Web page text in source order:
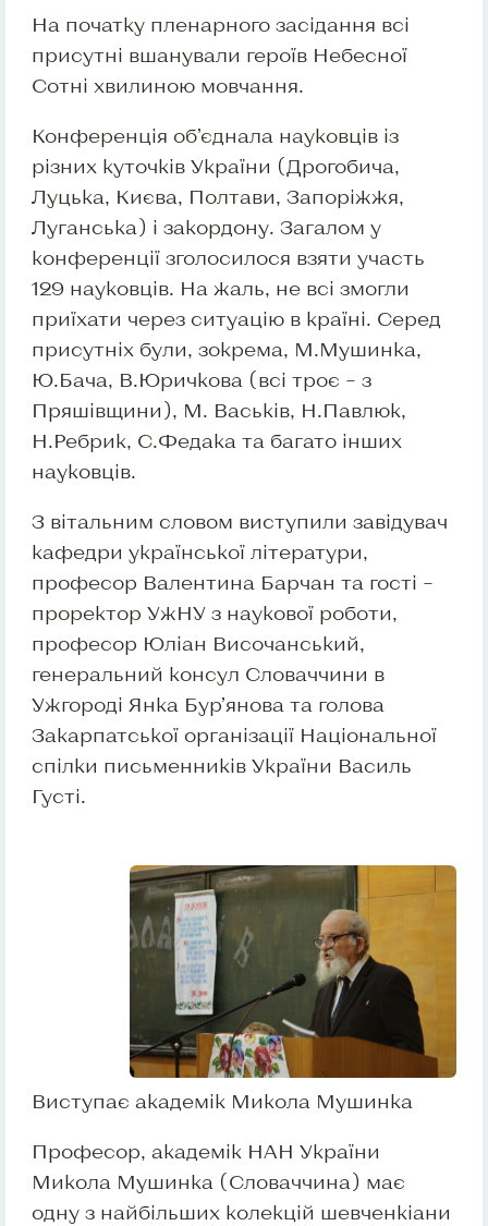
На початку пленарного засідання всі
присутні вшанували героїв Небесної
Сотні хвилиною мовчання.
Конференція об’єднала науковців із
різних куточків України (Дрогобича,
Луцька, Києва, Полтави, Запоріжжя,
Луганська) і закордону. Загалом у
конференції зголосилося взяти участь
129 науковців. На жаль, не всі змогли
приїхати через ситуацію в країні. Серед
присутніх були, зокрема, М.Мушинка,
Ю.Бача, В.Юричкова (всі троє – з
Пряшівщини), М. Васьків, Н.Павлюк,
Н.Ребрик, С.Федака та багато інших
науковців.
З вітальним словом виступили завідувач
кафедри української літератури,
професор Валентина Барчан та гості –
проректор УжНУ з наукової роботи,
професор Юліан Височанський,
генеральний консул Словаччини в
Ужгороді Янка Бур’янова та голова
Закарпатської організації Національної
спілки письменників України Василь
Густі.
Виступає академік Микола Мушинка
Професор, академік НАН України
Микола Мушинка (Словаччина) має
одну з найбільших колекцій шевченкіани